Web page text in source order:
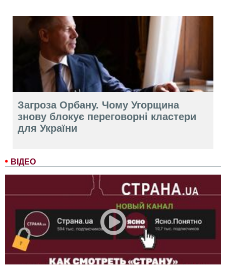
ВІДЕО
Загроза Орбану. Чому Угорщина
знову блокує переговорні кластери
для України